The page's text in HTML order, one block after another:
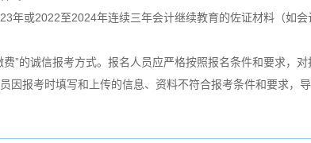
年或2022至2024年连续三年会计继续教育的佐证材料（如
”的诚信报考方式。报名人员应严格按照报名条件和要求，
因报考时填写和上传的信息、资料不符合报考条件和要求，